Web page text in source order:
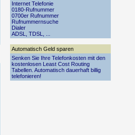
Internet Telefonie
0180-Rufnummer
0700er Rufnummer
Rufnummernsuche
Dialer
ADSL, TDSL, ...
Automatisch Geld sparen
Senken Sie Ihre Telefonkosten mit den
kostenlosen Least Cost Routing
Tabellen. Automatisch dauerhaft billig
telefonieren!